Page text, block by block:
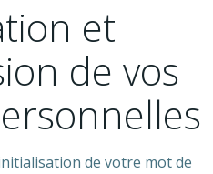
et
de vos
de votre mot de